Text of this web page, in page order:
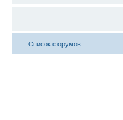
Список форумов